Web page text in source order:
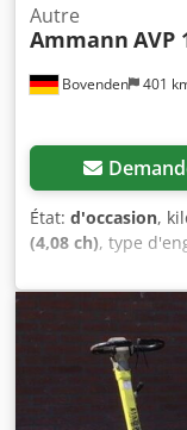
Bovenden 401
Autre
Ammann AVP
État: d'occasion,
(4,08 ch), type
immatriculation:
cabine conducteur:
Bovenden, Moteur
ACCESSOIRES
modifications, de
Dcsdpfx Ajxy Sw